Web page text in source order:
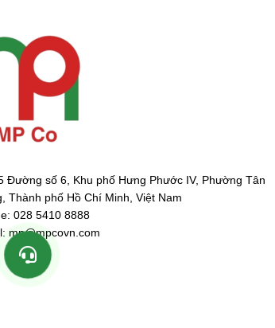
Đường số 6, Khu phố Hưng Phước IV, Phường Tân
Thành phố Hồ Chí Minh, Việt Nam
028 5410 8888
mp@mpcovn.com